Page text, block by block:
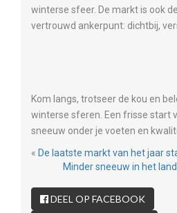
winterse sfeer. De markt is ook
vertrouwd ankerpunt: dichtbij,
Kom langs, trotseer de kou en
winterse sferen. Een frisse start
sneeuw onder je voeten en
« De laatste markt van het jaar
Minder sneeuw in het
DEEL OP FACEBOOK